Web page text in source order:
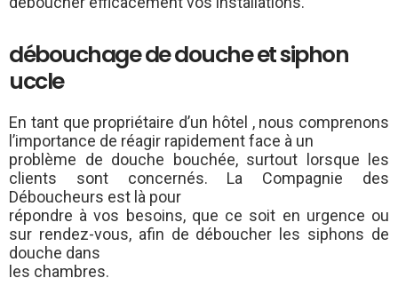
débouchage de douche et siphon
uccle
En tant que propriétaire d’un hôtel , nous comprenons
l’importance de réagir rapidement face à un
problème de douche bouchée, surtout lorsque les
clients sont concernés. La Compagnie des
Déboucheurs est là pour
répondre à vos besoins, que ce soit en urgence ou
sur rendez-vous, afin de déboucher les siphons de
douche dans
les chambres.